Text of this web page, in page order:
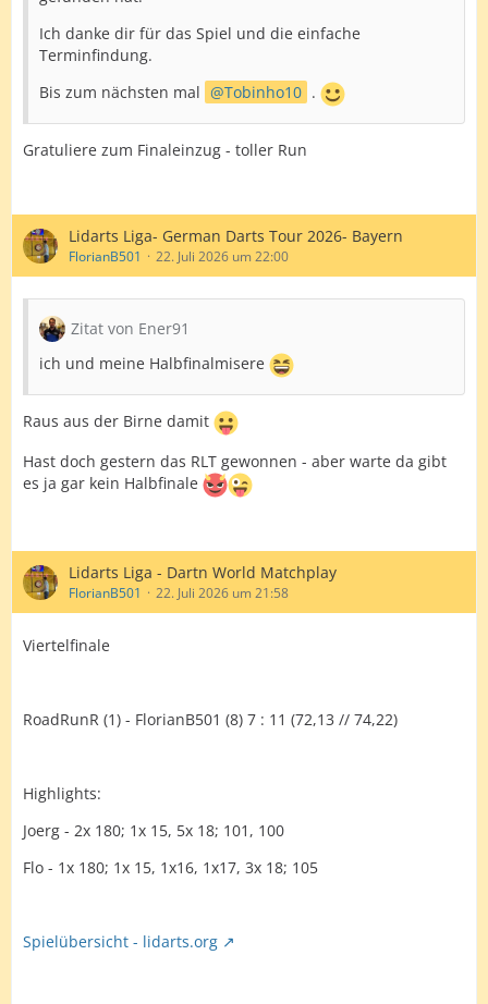
Game On
Ich danke dir für das Spiel und die einfache
Terminfindung.
Bis zum nächsten mal
Tobinho10 .
Gratuliere zum Finaleinzug - toller Run
Lidarts Liga- German Darts Tour 2026- Bayern
FlorianB501 22. Juli 2026 um 22:00
Zitat von Ener91
ich und meine Halbfinalmisere
Raus aus der Birne damit
Hast doch gestern das RLT gewonnen - aber warte da gibt
es ja gar kein Halbfinale
Lidarts Liga - Dartn World Matchplay
FlorianB501 22. Juli 2026 um 21:58
Viertelfinale
RoadRunR (1) - FlorianB501 (8) 7 : 11 (72,13 // 74,22)
Highlights:
Joerg - 2x 180; 1x 15, 5x 18; 101, 100
Flo - 1x 180; 1x 15, 1x16, 1x17, 3x 18; 105
Spielübersicht - lidarts.org